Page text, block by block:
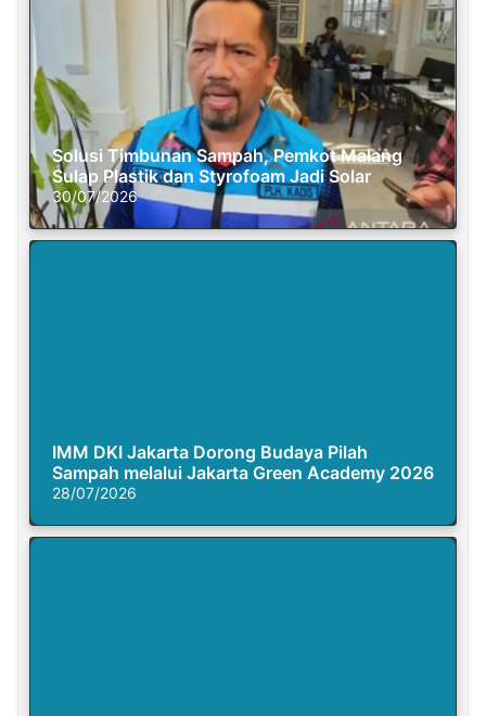
Solusi Timbunan Sampah, Pemkot Malang
Sulap Plastik dan Styrofoam Jadi Solar
30/07/2026
IMM DKI Jakarta Dorong Budaya Pilah
Sampah melalui Jakarta Green Academy 2026
28/07/2026